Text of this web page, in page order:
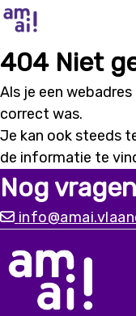
404 Niet
Als je een
correct was.
Je kan ook steeds
de informatie te
Nog